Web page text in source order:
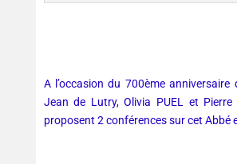
A l’occasion du 700ème anniversaire
Jean de Lutry, Olivia PUEL et Pierre
proposent 2 conférences sur cet Abbé